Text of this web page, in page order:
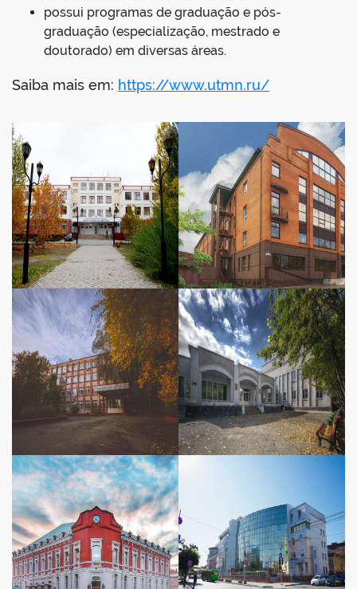
possui programas de graduação e pós-
graduação (especialização, mestrado e
doutorado) em diversas áreas.
Saiba mais em: https://www.utmn.ru/